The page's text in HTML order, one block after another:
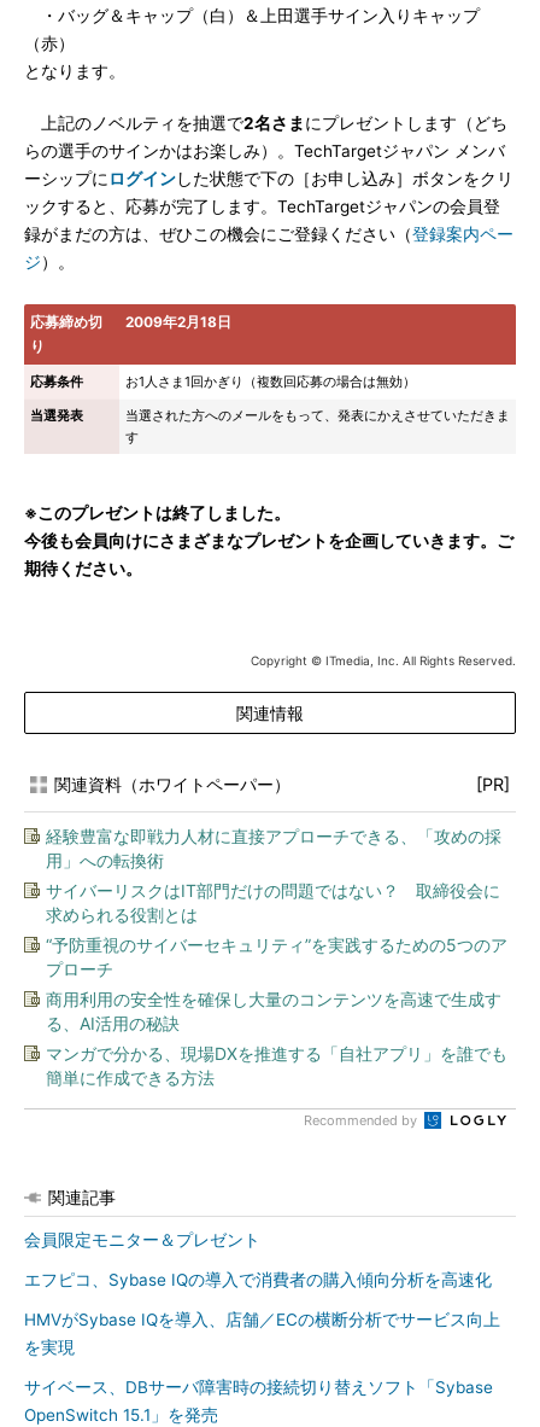
・バッグ＆キャップ（白）＆上田選手サイン入りキャップ
（赤）
となります。
上記のノベルティを抽選で2名さま にプレゼントします（どち
らの選手のサインかはお楽しみ）。TechTargetジャパン メンバ
ーシップに ログインした状態で下の［お申し込み］ボタンをクリ
ックすると、応募が完了します。TechTargetジャパンの会員登
録がまだの方は、ぜひこの機会にご登録ください（登録案内ペー
ジ）。
応募締め切
り
2009年2月18日
応募条件
お1人さま1回かぎり（複数回応募の場合は無効）
当選発表
当選された方へのメールをもって、発表にかえさせていただきま
す
※このプレゼントは終了しました。
今後も会員向けにさまざまなプレゼントを企画していきます。ご
期待ください。
Copyright © ITmedia, Inc. All Rights Reserved.
関連情報
関連資料（ホワイトペーパー） [PR]
経験豊富な即戦力人材に直接アプローチできる、「攻めの採
用」への転換術
サイバーリスクはIT部門だけの問題ではない？ 取締役会に
求められる役割とは
“予防重視のサイバーセキュリティ”を実践するための5つのア
プローチ
商用利用の安全性を確保し大量のコンテンツを高速で生成す
る、AI活用の秘訣
マンガで分かる、現場DXを推進する「自社アプリ」を誰でも
簡単に作成できる方法
Recommended by
関連記事
会員限定モニター＆プレゼント
エフピコ、Sybase IQの導入で消費者の購入傾向分析を高速化
HMVがSybase IQを導入、店舗／ECの横断分析でサービス向上
を実現
サイベース、DBサーバ障害時の接続切り替えソフト「Sybase
OpenSwitch 15.1」を発売